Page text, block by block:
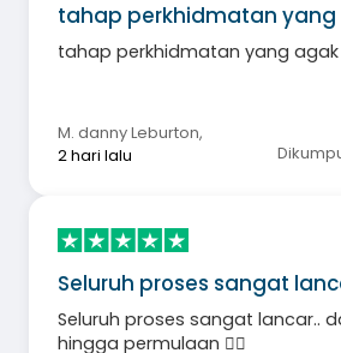
tahap perkhidmatan yang
tahap perkhidmatan yang
M. danny Leburton,
2 hari lalu
Seluruh proses sangat
Seluruh proses sangat lancar..
hingga permulaan 👍🏼